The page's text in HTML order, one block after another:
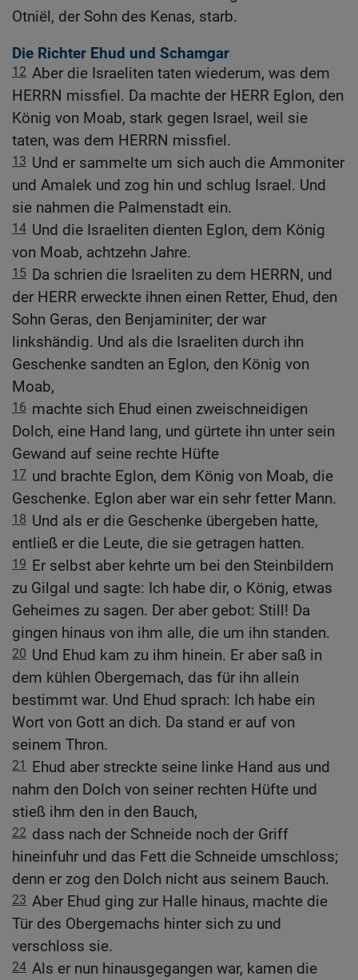
Otniël, der Sohn des Kenas, starb.
Die Richter Ehud und Schamgar
12 Aber die Israeliten taten wiederum, was dem
HERRN missfiel. Da machte der HERR Eglon, den
König von Moab, stark gegen Israel, weil sie
taten, was dem HERRN missfiel.
13 Und er sammelte um sich auch die Ammoniter
und Amalek und zog hin und schlug Israel. Und
sie nahmen die Palmenstadt ein.
14 Und die Israeliten dienten Eglon, dem König
von Moab, achtzehn Jahre.
15 Da schrien die Israeliten zu dem HERRN, und
der HERR erweckte ihnen einen Retter, Ehud, den
Sohn Geras, den Benjaminiter; der war
linkshändig. Und als die Israeliten durch ihn
Geschenke sandten an Eglon, den König von
Moab,
16 machte sich Ehud einen zweischneidigen
Dolch, eine Hand lang, und gürtete ihn unter sein
Gewand auf seine rechte Hüfte
17 und brachte Eglon, dem König von Moab, die
Geschenke. Eglon aber war ein sehr fetter Mann.
18 Und als er die Geschenke übergeben hatte,
entließ er die Leute, die sie getragen hatten.
19 Er selbst aber kehrte um bei den Steinbildern
zu Gilgal und sagte: Ich habe dir, o König, etwas
Geheimes zu sagen. Der aber gebot: Still! Da
gingen hinaus von ihm alle, die um ihn standen.
20 Und Ehud kam zu ihm hinein. Er aber saß in
dem kühlen Obergemach, das für ihn allein
bestimmt war. Und Ehud sprach: Ich habe ein
Wort von Gott an dich. Da stand er auf von
seinem Thron.
21 Ehud aber streckte seine linke Hand aus und
nahm den Dolch von seiner rechten Hüfte und
stieß ihm den in den Bauch,
22 dass nach der Schneide noch der Griff
hineinfuhr und das Fett die Schneide umschloss;
denn er zog den Dolch nicht aus seinem Bauch.
23 Aber Ehud ging zur Halle hinaus, machte die
Tür des Obergemachs hinter sich zu und
verschloss sie.
24 Als er nun hinausgegangen war, kamen die